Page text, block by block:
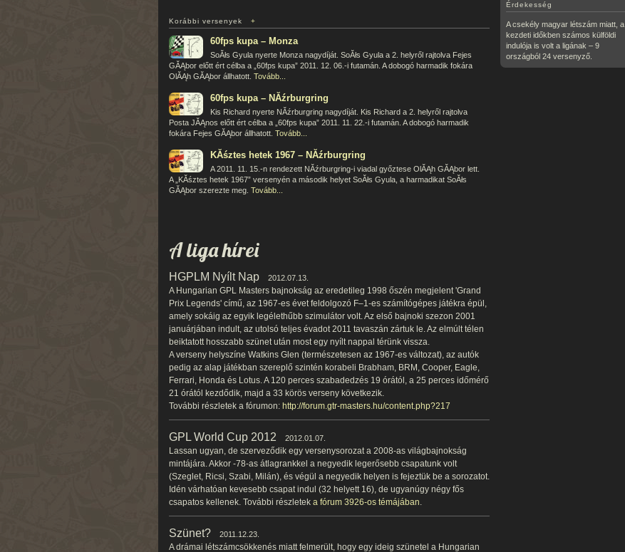
Érdekesség
A csekély magyar létszám miatt, a
kezdeti időkben számos külföldi
indulója is volt a ligának – 9
országból 24 versenyző.
Korábbi versenyek +
60fps kupa – Monza
SoĂłs Gyula nyerte Monza nagydíját. SoĂłs Gyula a 2. helyről rajtolva Fejes
GĂĄbor előtt ért célba a „60fps kupa” 2011. 12. 06.-i futamán. A dobogó harmadik fokára
OlĂĄh GĂĄbor állhatott. Tovább...
60fps kupa – NĂźrburgring
Kis Richard nyerte NĂźrburgring nagydíját. Kis Richard a 2. helyről rajtolva
Posta JĂĄnos előtt ért célba a „60fps kupa” 2011. 11. 22.-i futamán. A dobogó harmadik
fokára Fejes GĂĄbor állhatott. Tovább...
KĂśztes hetek 1967 – NĂźrburgring
A 2011. 11. 15.-n rendezett NĂźrburgring-i viadal győztese OlĂĄh GĂĄbor lett.
A „KĂśztes hetek 1967” versenyén a második helyet SoĂłs Gyula, a harmadikat SoĂłs
GĂĄbor szerezte meg. Tovább...
A liga hírei
HGPLM Nyílt Nap 2012.07.13.
A Hungarian GPL Masters bajnokság az eredetileg 1998 őszén megjelent 'Grand
Prix Legends' című, az 1967-es évet feldolgozó F–1-es számítógépes játékra épül,
amely sokáig az egyik legélethűbb szimulátor volt. Az első bajnoki szezon 2001
januárjában indult, az utolsó teljes évadot 2011 tavaszán zártuk le. Az elmúlt télen
beiktatott hosszabb szünet után most egy nyílt nappal térünk vissza.
A verseny helyszíne Watkins Glen (természetesen az 1967-es változat), az autók
pedig az alap játékban szereplő szintén korabeli Brabham, BRM, Cooper, Eagle,
Ferrari, Honda és Lotus. A 120 perces szabadedzés 19 órától, a 25 perces időmérő
21 órától kezdődik, majd a 33 körös verseny következik.
További részletek a fórumon: http://forum.gtr-masters.hu/content.php?217
GPL World Cup 2012 2012.01.07.
Lassan ugyan, de szerveződik egy versenysorozat a 2008-as világbajnokság
mintájára. Akkor -78-as átlagrankkel a negyedik legerősebb csapatunk volt
(Szeglet, Ricsi, Szabi, Milán), és végül a negyedik helyen is fejeztük be a sorozatot.
Idén várhatóan kevesebb csapat indul (32 helyett 16), de ugyanúgy négy fős
csapatos kellenek. További részletek a fórum 3926-os témájában.
Szünet? 2011.12.23.
A drámai létszámcsökkenés miatt felmerült, hogy egy ideig szünetel a Hungarian